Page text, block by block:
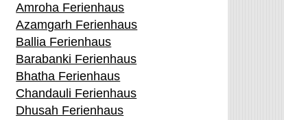
Amroha Ferienhaus
Azamgarh Ferienhaus
Ballia Ferienhaus
Barabanki Ferienhaus
Bhatha Ferienhaus
Chandauli Ferienhaus
Dhusah Ferienhaus